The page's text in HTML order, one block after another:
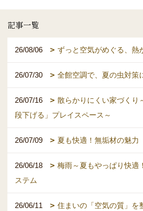
記事一覧
26/08/06 ずっと空気がめぐる、熱
26/07/30 全館空調で、夏の虫対策
26/07/16
散らかりにくい家づくり
段下げる」プレイスペース～
26/07/09 夏も快適！無垢材の魅力
26/06/18
梅雨～夏もやっぱり快適
ステム
26/06/11 住まいの「空気の質」を